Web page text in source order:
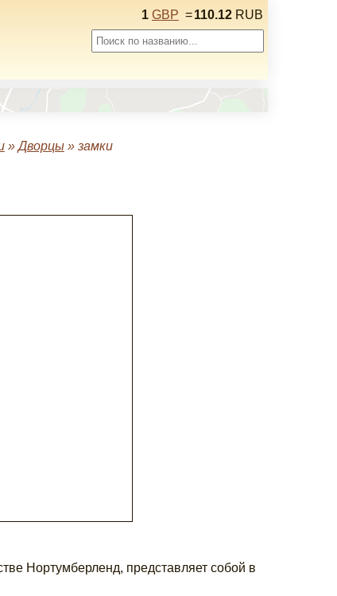
1 GBP =110.12 RUB
»Дворцы» замки
Нортумберленд, представляет собой в